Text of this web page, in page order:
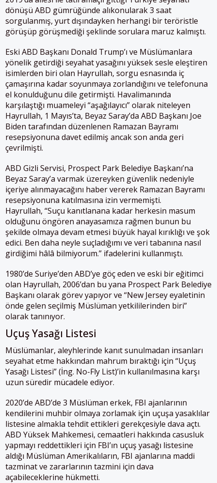
dönüşü ABD gümrüğünde alıkonularak 3 saat
sorgulanmış, yurt dışındayken herhangi bir teröristle
görüşüp görüşmediği şeklinde sorulara maruz kalmıştı.
Eski ABD Başkanı Donald Trump’ı ve Müslümanlara
yönelik getirdiği seyahat yasağını yüksek sesle eleştiren
isimlerden biri olan Hayrullah, sorgu esnasında iç
çamaşırına kadar soyunmaya zorlandığını ve telefonuna
el konulduğunu dile getirmişti. Havalimanında
karşılaştığı muameleyi “aşağılayıcı” olarak niteleyen
Hayrullah, 1 Mayıs’ta, Beyaz Saray’da ABD Başkanı Joe
Biden tarafından düzenlenen Ramazan Bayramı
resepsiyonuna davet edilmiş ancak son anda geri
çevrilmişti.
ABD Gizli Servisi, Prospect Park Belediye Başkanı’na
Beyaz Saray’a varmak üzereyken güvenlik nedeniyle
içeriye alınmayacağını haber vererek Ramazan Bayramı
resepsiyonuna katılmasına izin vermemişti.
Hayrullah, “Suçu kanıtlanana kadar herkesin masum
olduğunu öngören anayasamıza rağmen bunun bu
şekilde olmaya devam etmesi büyük hayal kırıklığı ve şok
edici. Ben daha neyle suçladığımı ve veri tabanına nasıl
girdiğimi hâlâ bilmiyorum.” ifadelerini kullanmıştı.
1980’de Suriye’den ABD’ye göç eden ve eski bir eğitimci
olan Hayrullah, 2006’dan bu yana Prospect Park Belediye
Başkanı olarak görev yapıyor ve “New Jersey eyaletinin
önde gelen seçilmiş Müslüman yetkililerinden biri”
olarak tanınıyor.
Uçuş Yasağı Listesi
Müslümanlar, aleyhlerinde kanıt sunulmadan insanları
seyahat etme hakkından mahrum bıraktığı için “Uçuş
Yasağı Listesi” (İng. No-Fly List)’in kullanılmasına karşı
uzun süredir mücadele ediyor.
2020’de ABD’de 3 Müslüman erkek, FBI ajanlarının
kendilerini muhbir olmaya zorlamak için uçuşa yasaklılar
listesine almakla tehdit ettikleri gerekçesiyle dava açtı.
ABD Yüksek Mahkemesi, cemaatleri hakkında casusluk
yapmayı reddettikleri için FBI’ın uçuş yasağı listesine
aldığı Müslüman Amerikalıların, FBI ajanlarına maddi
tazminat ve zararlarının tazmini için dava
açabileceklerine hükmetti.